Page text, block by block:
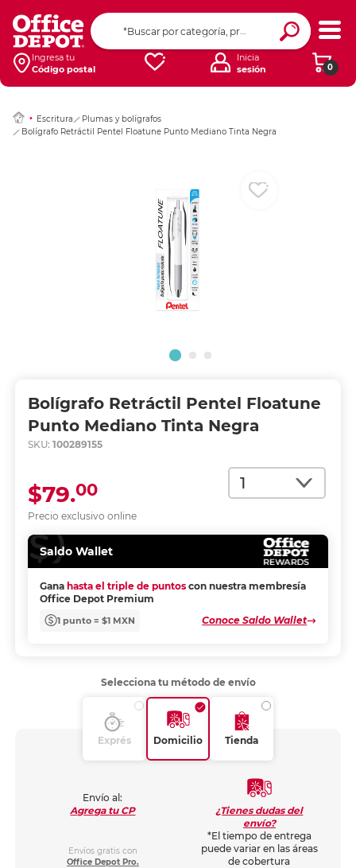
Ingresa tu
Código postal
0
Inicia
sesión
Escritura
Plumas y bolígrafos
Bolígrafo Retráctil Pentel Floatune Punto Mediano Tinta Negra
Bolígrafo Retráctil Pentel Floatune
Punto Mediano Tinta Negra
SKU: 100289155
Cantidad
Precio exclusivo online
$79.00
Saldo Wallet
Gana hasta el triple de puntos con nuestra membresía
Office Depot Premium
1 punto = $1 MXN Conoce Saldo Wallet
Ingresar Codigo
Selecciona tu método de envío
Exprés Domicilio Tienda
Envío al:
Agrega tu CP
Envíos gratis con
Office Depot Pro.
¿Tienes dudas del
envío?
*El tiempo de entrega
puede variar en las áreas
de cobertura